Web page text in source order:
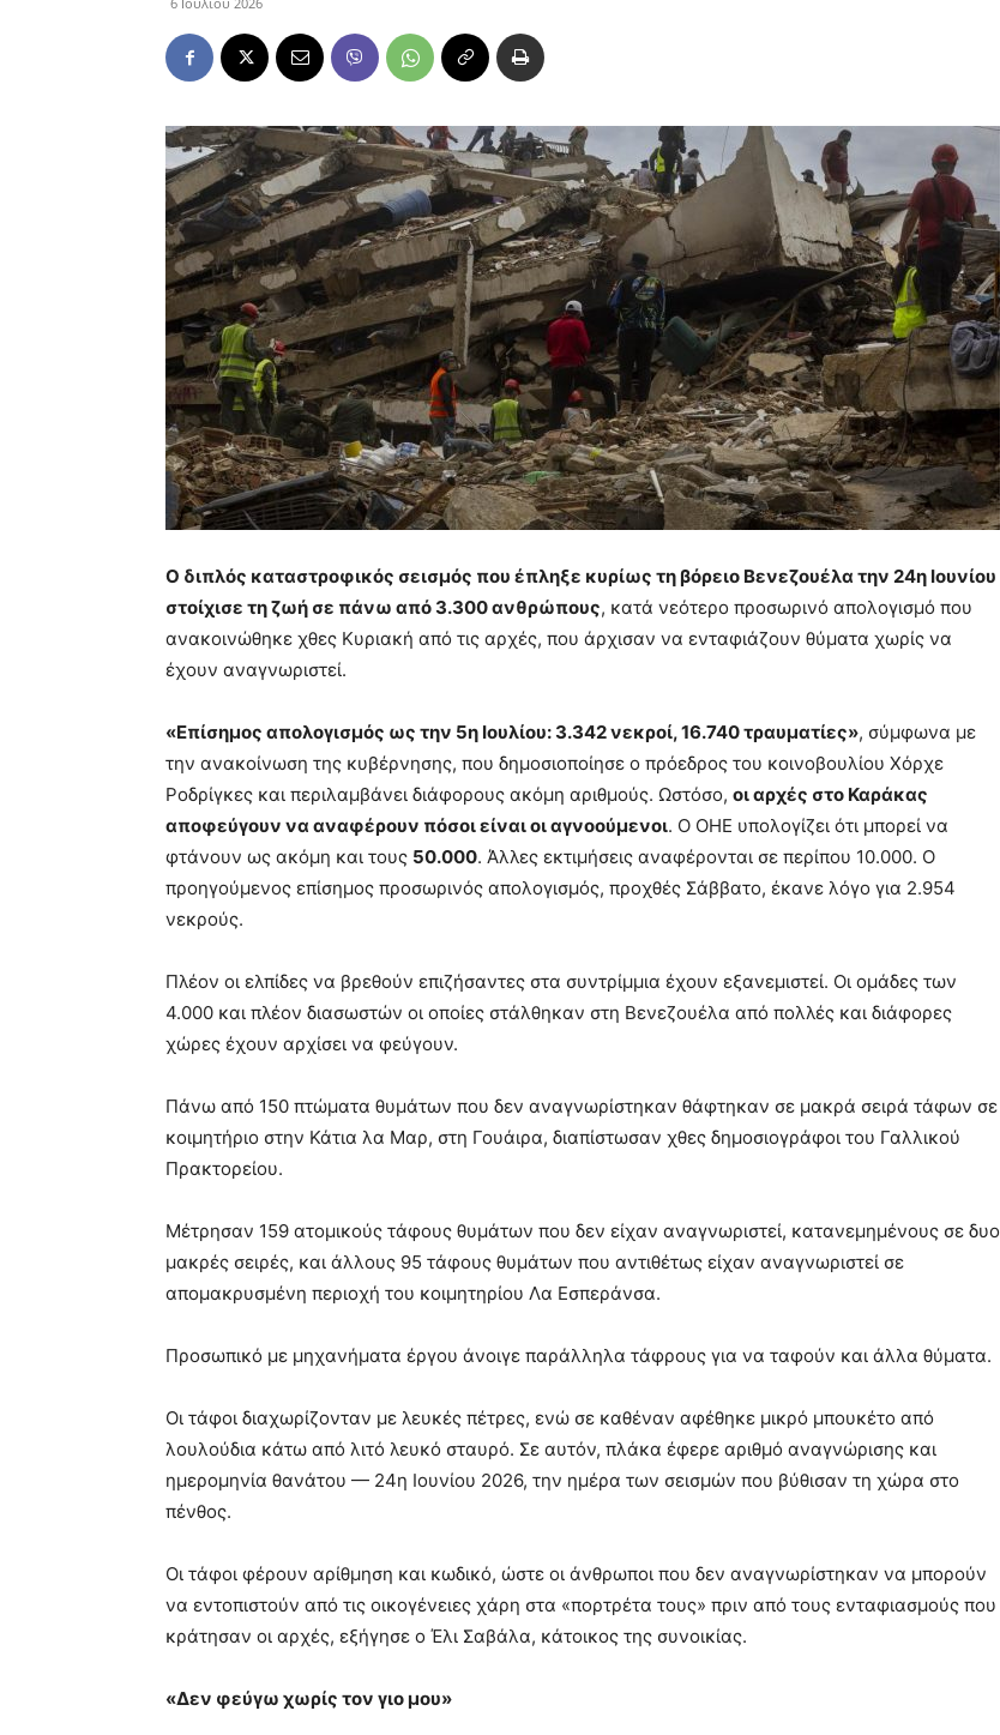
Ο διπλός καταστροφικός σεισμός που έπληξε κυρίως τη βόρειο Βενεζουέλα την 24η Ιουνίου
στοίχισε τη ζωή σε πάνω από 3.300 ανθρώπους, κατά νεότερο προσωρινό απολογισμό που
ανακοινώθηκε χθες Κυριακή από τις αρχές, που άρχισαν να ενταφιάζουν θύματα χωρίς να
έχουν αναγνωριστεί.
«Επίσημος απολογισμός ως την 5η Ιουλίου: 3.342 νεκροί, 16.740 τραυματίες», σύμφωνα με
την ανακοίνωση της κυβέρνησης, που δημοσιοποίησε ο πρόεδρος του κοινοβουλίου Χόρχε
Ροδρίγκες και περιλαμβάνει διάφορους ακόμη αριθμούς. Ωστόσο, οι αρχές στο Καράκας
αποφεύγουν να αναφέρουν πόσοι είναι οι αγνοούμενοι. Ο ΟΗΕ υπολογίζει ότι μπορεί να
φτάνουν ως ακόμη και τους 50.000. Άλλες εκτιμήσεις αναφέρονται σε περίπου 10.000. Ο
προηγούμενος επίσημος προσωρινός απολογισμός, προχθές Σάββατο, έκανε λόγο για 2.954
νεκρούς.
Πλέον οι ελπίδες να βρεθούν επιζήσαντες στα συντρίμμια έχουν εξανεμιστεί. Οι ομάδες των
4.000 και πλέον διασωστών οι οποίες στάλθηκαν στη Βενεζουέλα από πολλές και διάφορες
χώρες έχουν αρχίσει να φεύγουν.
Πάνω από 150 πτώματα θυμάτων που δεν αναγνωρίστηκαν θάφτηκαν σε μακρά σειρά τάφων σε
κοιμητήριο στην Κάτια λα Μαρ, στη Γουάιρα, διαπίστωσαν χθες δημοσιογράφοι του Γαλλικού
Πρακτορείου.
Μέτρησαν 159 ατομικούς τάφους θυμάτων που δεν είχαν αναγνωριστεί, κατανεμημένους σε δυο
μακρές σειρές, και άλλους 95 τάφους θυμάτων που αντιθέτως είχαν αναγνωριστεί σε
απομακρυσμένη περιοχή του κοιμητηρίου Λα Εσπεράνσα.
Προσωπικό με μηχανήματα έργου άνοιγε παράλληλα τάφρους για να ταφούν και άλλα θύματα.
Οι τάφοι διαχωρίζονταν με λευκές πέτρες, ενώ σε καθέναν αφέθηκε μικρό μπουκέτο από
λουλούδια κάτω από λιτό λευκό σταυρό. Σε αυτόν, πλάκα έφερε αριθμό αναγνώρισης και
ημερομηνία θανάτου — 24η Ιουνίου 2026, την ημέρα των σεισμών που βύθισαν τη χώρα στο
πένθος.
Οι τάφοι φέρουν αρίθμηση και κωδικό, ώστε οι άνθρωποι που δεν αναγνωρίστηκαν να μπορούν
να εντοπιστούν από τις οικογένειες χάρη στα «πορτρέτα τους» πριν από τους ενταφιασμούς που
κράτησαν οι αρχές, εξήγησε ο Έλι Σαβάλα, κάτοικος της συνοικίας.
«Δεν φεύγω χωρίς τον γιο μου»